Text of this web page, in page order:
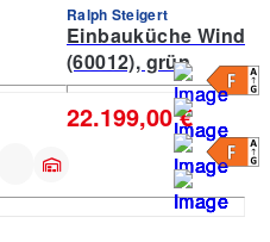
Ralph Steigert
Einbauküche
(60012), grün
22.199,00 €